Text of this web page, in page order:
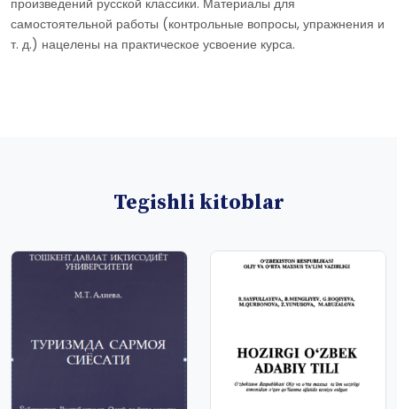
произведений русской классики. Материалы для
самостоятельной работы (контрольные вопросы, упражнения и
т. д.) нацелены на практическое усвоение курса.
Tegishli kitoblar